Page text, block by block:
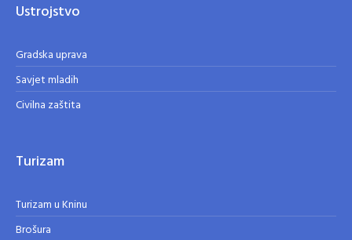
Ustrojstvo
Gradska uprava
Savjet mladih
Civilna zaštita
Turizam
Turizam u Kninu
Brošura